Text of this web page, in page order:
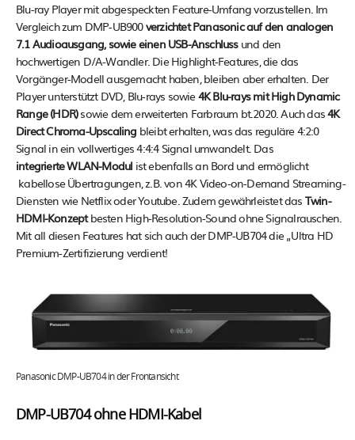
Blu-ray Player mit abgespeckten Feature-Umfang vorzustellen. Im
Vergleich zum DMP-UB900verzichtet Panasonic auf den analogen
7.1 Audioausgang, sowie einen USB-Anschlussund den
hochwertigen D/A-Wandler. Die Highlight-Features, die das
Vorgänger-Modell ausgemacht haben, bleiben aber erhalten. Der
Player unterstützt DVD, Blu-rays sowie4K Blu-rays mit High Dynamic
Range (HDR)sowie dem erweiterten Farbraum bt.2020. Auch das4K
Direct Chroma-Upscaling bleibt erhalten, was das reguläre 4:2:0
Signal in ein vollwertiges 4:4:4 Signal umwandelt. Das
integrierte WLAN-Modul ist ebenfalls an Bord und ermöglicht
kabellose Übertragungen, z.B. von 4K Video-on-Demand Streaming-
Diensten wie Netflix oder Youtube. Zudem gewährleistet das Twin-
HDMI-Konzeptbesten High-Resolution-Sound ohne Signalrauschen.
Mit all diesen Features hat sich auch der DMP-UB704 die „Ultra HD
Premium-Zertifizierung verdient!
Panasonic DMP-UB704 in der Frontansicht
DMP-UB704 ohne HDMI-Kabel